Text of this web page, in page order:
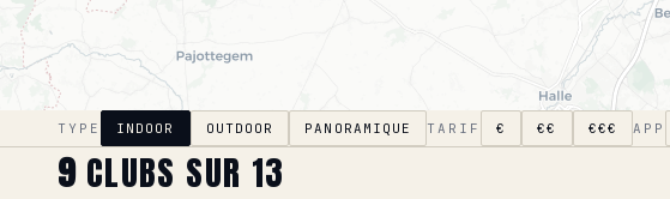
TYPE INDOOR OUTDOOR PANORAMIQUE TARIF € €€ €€€ APP
9CLUBS SUR 13